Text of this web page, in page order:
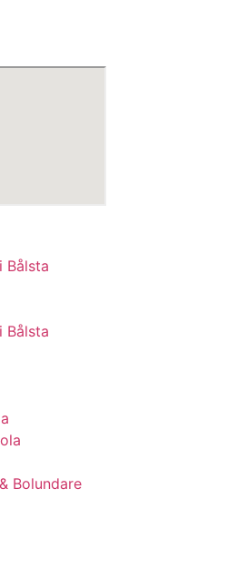
Bålsta
Bålsta
Bolundare